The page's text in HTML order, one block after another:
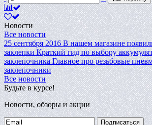
Новости
Все новости
25 сентября 2016 В нашем магазине
заклепки Краткий гид по выбору
заклепочника Главное про резьбовые
заклепочники
Все новости
Будьте в курсе!
Новости, обзоры и акции
Подписаться